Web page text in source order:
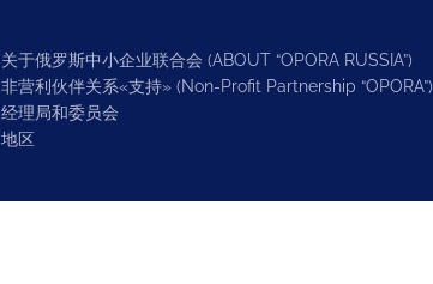
关于俄罗斯中小企业联合会 (ABOUT “OPORA RUSSIA”)
非营利伙伴关系«支持» (Non-Profit Partnership “OPORA”)
经理局和委员会
地区